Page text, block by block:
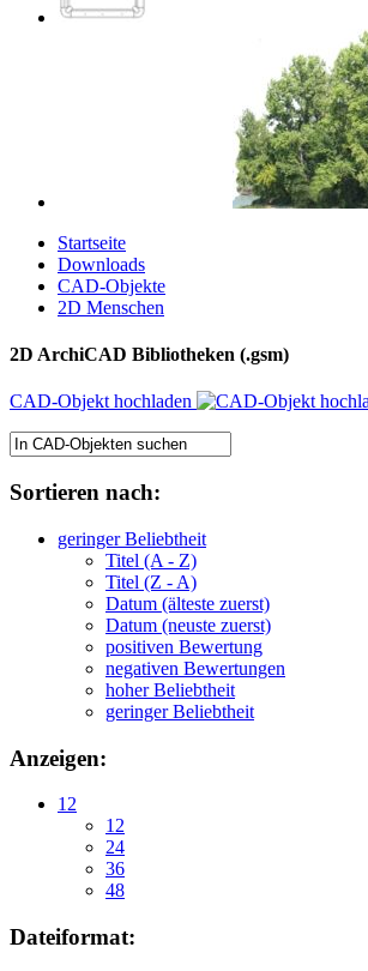
Startseite
Downloads
CAD-Objekte
2D Menschen
2D ArchiCAD Bibliotheken (.gsm)
CAD-Objekt hochladen
Sortieren nach:
geringer Beliebtheit
Titel (A - Z)
Titel (Z - A)
Datum (älteste zuerst)
Datum (neuste zuerst)
positiven Bewertung
negativen Bewertungen
hoher Beliebtheit
geringer Beliebtheit
Anzeigen:
12
12
24
36
48
Dateiformat: